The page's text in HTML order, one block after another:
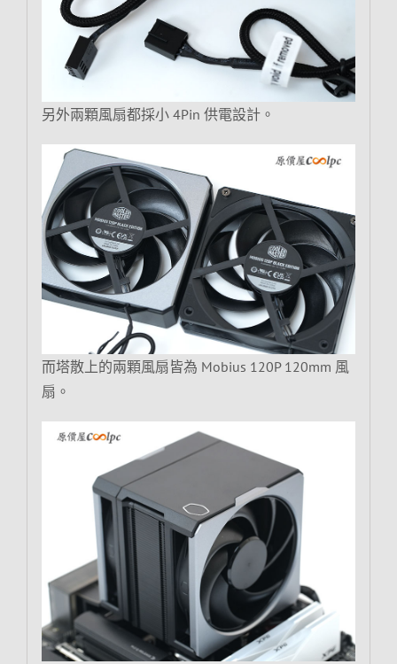
另外兩顆風扇都採小 4Pin 供電設計。
而塔散上的兩顆風扇皆為 Mobius 120P 120mm 風
扇。